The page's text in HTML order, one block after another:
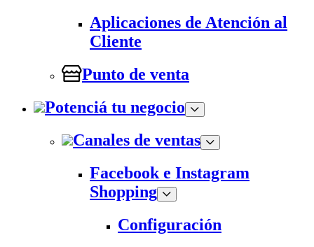
Aplicaciones de Atención al
Cliente
Punto de venta
Potenciá tu negocio
Canales de ventas
Facebook e Instagram
Shopping
Configuración